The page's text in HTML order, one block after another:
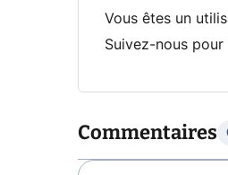
Vous êtes un
Suivez-nous
Commentaires